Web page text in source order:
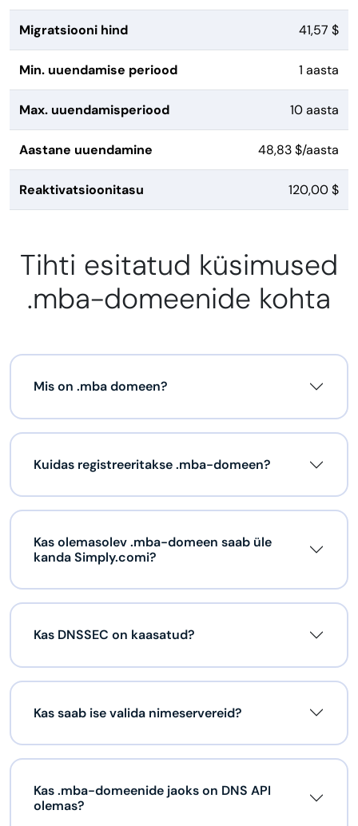
Migratsiooni hind 41,57 $
Min. uuendamise periood 1 aasta
Max. uuendamisperiood 10 aasta
Aastane uuendamine 48,83 $/aasta
Reaktivatsioonitasu 120,00 $
Tihti esitatud küsimused
.mba-domeenide kohta
Mis on .mba domeen?
Kuidas registreeritakse .mba-domeen?
Kas olemasolev .mba-domeen saab üle
kanda Simply.comi?
Kas DNSSEC on kaasatud?
Kas saab ise valida nimeservereid?
Kas .mba-domeenide jaoks on DNS API
olemas?